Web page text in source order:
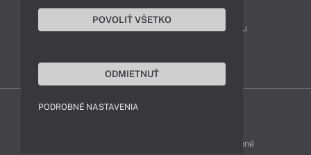
043 4224 771
Obchodné oddelenie
Reklamácia tovaru
HP-SHOP © 2012 - 2026 Všetky práva vyhradené
POVOLIŤ VŠETKO
ODMIETNUŤ
PODROBNÉ NASTAVENIA